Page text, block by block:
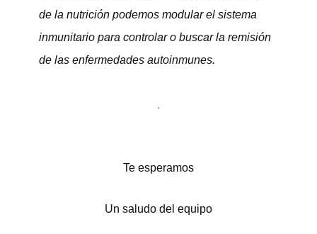
de la nutrición podemos modular el sistema
inmunitario para controlar o buscar la remisión
de las enfermedades autoinmunes.
Te esperamos
Un saludo del equipo